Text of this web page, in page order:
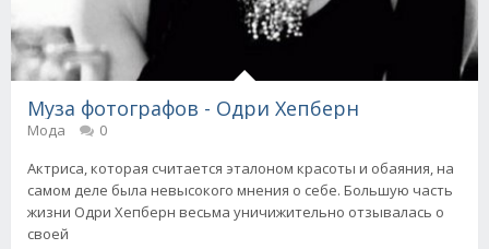
Муза фотографов - Одри Хепберн
Мода
0
Актриса, которая считается эталоном красоты и обаяния, на
самом деле была невысокого мнения о себе. Большую часть
жизни Одри Хепберн весьма уничижительно отзывалась о
своей